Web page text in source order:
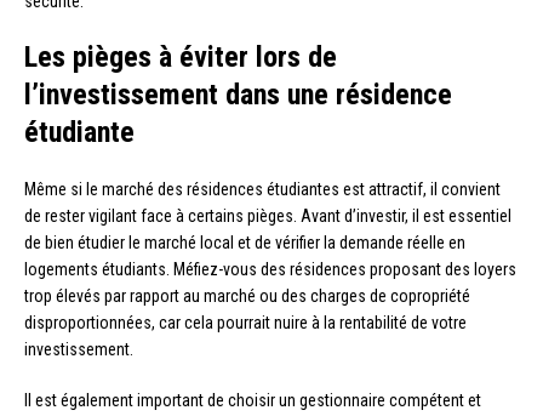
Les pièges à éviter lors de
l’investissement dans une résidence
étudiante
Même si le marché des résidences étudiantes est attractif, il convient
de rester vigilant face à certains pièges. Avant d’investir, il est essentiel
de bien étudier le marché local et de vérifier la demande réelle en
logements étudiants. Méfiez-vous des résidences proposant des loyers
trop élevés par rapport au marché ou des charges de copropriété
disproportionnées, car cela pourrait nuire à la rentabilité de votre
investissement.
Il est également important de choisir un gestionnaire compétent et